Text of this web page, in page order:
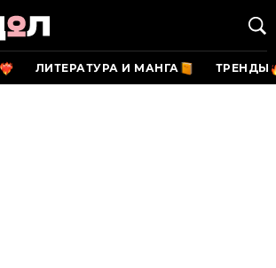
ЛИТЕРАТУРА И МАНГА ТРЕНДЫ